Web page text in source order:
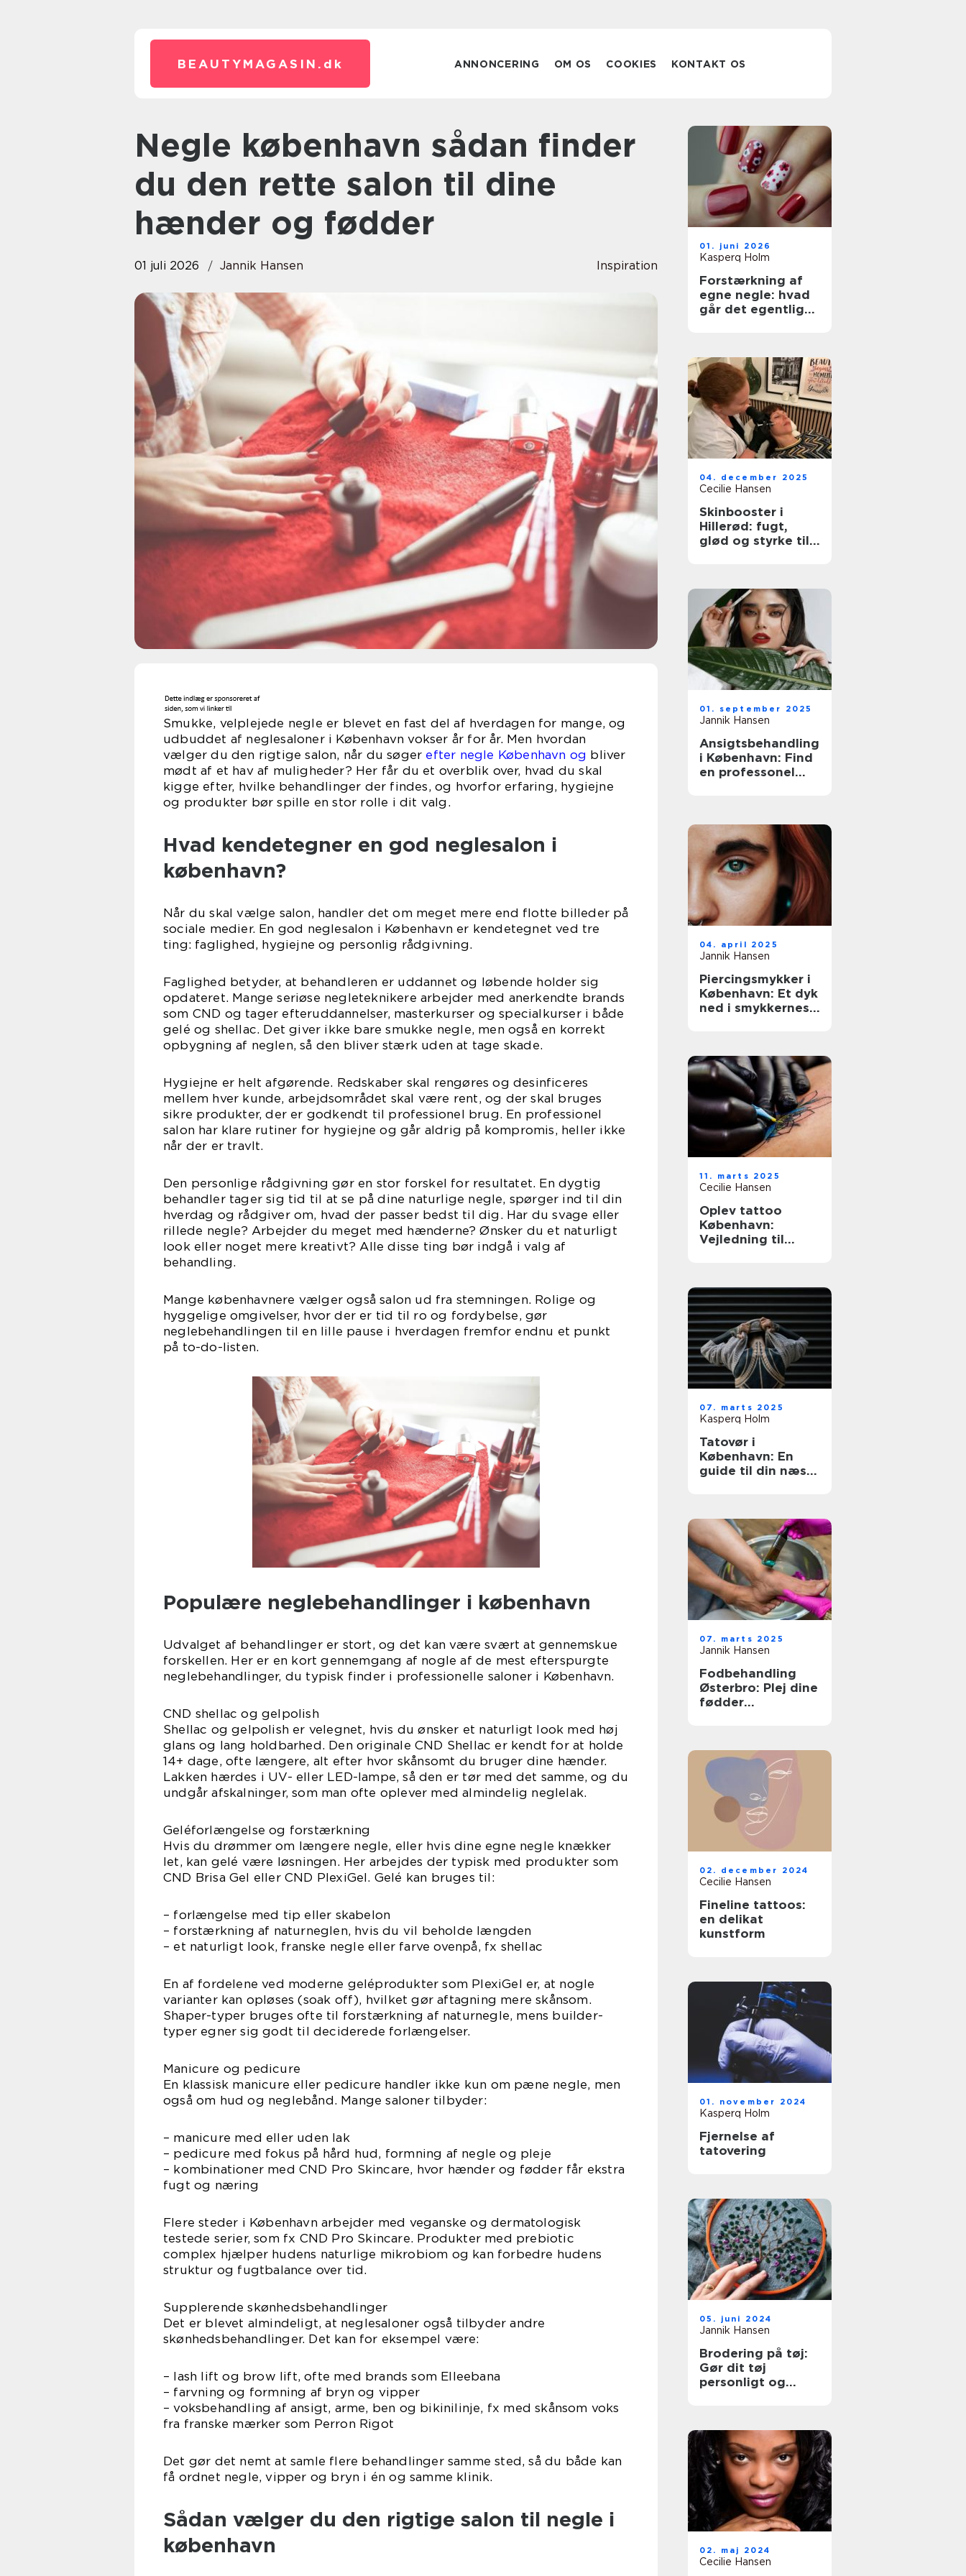
BEAUTYMAGASIN. dk ANNONCERING OM OS COOKIES KONTAKT OS
Negle københavn sådan finder
du den rette salon til dine
hænder og fødder
01 juli 2026 Jannik Hansen Inspiration
Smukke, velplejede negle er blevet en fast del af hverdagen for mange, og
udbuddet af neglesaloner i København vokser år for år. Men hvordan
vælger du den rigtige salon, når du søger efter negle København og bliver
mødt af et hav af muligheder? Her får du et overblik over, hvad du skal
kigge efter, hvilke behandlinger der findes, og hvorfor erfaring, hygiejne
og produkter bør spille en stor rolle i dit valg.
Hvad kendetegner en god neglesalon i
københavn?
Når du skal vælge salon, handler det om meget mere end flotte billeder på
sociale medier. En god neglesalon i København er kendetegnet ved tre
ting: faglighed, hygiejne og personlig rådgivning.
Faglighed betyder, at behandleren er uddannet og løbende holder sig
opdateret. Mange seriøse negleteknikere arbejder med anerkendte brands
som CND og tager efteruddannelser, masterkurser og specialkurser i både
gelé og shellac. Det giver ikke bare smukke negle, men også en korrekt
opbygning af neglen, så den bliver stærk uden at tage skade.
Hygiejne er helt afgørende. Redskaber skal rengøres og desinficeres
mellem hver kunde, arbejdsområdet skal være rent, og der skal bruges
sikre produkter, der er godkendt til professionel brug. En professionel
salon har klare rutiner for hygiejne og går aldrig på kompromis, heller ikke
når der er travlt.
Den personlige rådgivning gør en stor forskel for resultatet. En dygtig
behandler tager sig tid til at se på dine naturlige negle, spørger ind til din
hverdag og rådgiver om, hvad der passer bedst til dig. Har du svage eller
rillede negle? Arbejder du meget med hænderne? Ønsker du et naturligt
look eller noget mere kreativt? Alle disse ting bør indgå i valg af
behandling.
Mange københavnere vælger også salon ud fra stemningen. Rolige og
hyggelige omgivelser, hvor der er tid til ro og fordybelse, gør
neglebehandlingen til en lille pause i hverdagen fremfor endnu et punkt
på to-do-listen.
Populære neglebehandlinger i københavn
Udvalget af behandlinger er stort, og det kan være svært at gennemskue
forskellen. Her er en kort gennemgang af nogle af de mest efterspurgte
neglebehandlinger, du typisk finder i professionelle saloner i København.
CND shellac og gelpolish
Shellac og gelpolish er velegnet, hvis du ønsker et naturligt look med høj
glans og lang holdbarhed. Den originale CND Shellac er kendt for at holde
14+ dage, ofte længere, alt efter hvor skånsomt du bruger dine hænder.
Lakken hærdes i UV- eller LED-lampe, så den er tør med det samme, og du
undgår afskalninger, som man ofte oplever med almindelig neglelak.
Geléforlængelse og forstærkning
Hvis du drømmer om længere negle, eller hvis dine egne negle knækker
let, kan gelé være løsningen. Her arbejdes der typisk med produkter som
CND Brisa Gel eller CND PlexiGel. Gelé kan bruges til:
– forlængelse med tip eller skabelon
– forstærkning af naturneglen, hvis du vil beholde længden
– et naturligt look, franske negle eller farve ovenpå, fx shellac
En af fordelene ved moderne geléprodukter som PlexiGel er, at nogle
varianter kan opløses (soak off), hvilket gør aftagning mere skånsom.
Shaper-typer bruges ofte til forstærkning af naturnegle, mens builder-
typer egner sig godt til deciderede forlængelser.
Manicure og pedicure
En klassisk manicure eller pedicure handler ikke kun om pæne negle, men
også om hud og neglebånd. Mange saloner tilbyder:
– manicure med eller uden lak
– pedicure med fokus på hård hud, formning af negle og pleje
– kombinationer med CND Pro Skincare, hvor hænder og fødder får ekstra
fugt og næring
Flere steder i København arbejder med veganske og dermatologisk
testede serier, som fx CND Pro Skincare. Produkter med prebiotic
complex hjælper hudens naturlige mikrobiom og kan forbedre hudens
struktur og fugtbalance over tid.
Supplerende skønhedsbehandlinger
Det er blevet almindeligt, at neglesaloner også tilbyder andre
skønhedsbehandlinger. Det kan for eksempel være:
– lash lift og brow lift, ofte med brands som Elleebana
– farvning og formning af bryn og vipper
– voksbehandling af ansigt, arme, ben og bikinilinje, fx med skånsom voks
fra franske mærker som Perron Rigot
Det gør det nemt at samle flere behandlinger samme sted, så du både kan
få ordnet negle, vipper og bryn i én og samme klinik.
Sådan vælger du den rigtige salon til negle i
københavn
01. juni 2026
Kasperq Holm
Forstærkning af
egne negle: hvad
går det egentlig
04. december 2025
Cecilie Hansen
Skinbooster i
Hillerød: fugt,
glød og styrke til
01. september 2025
Jannik Hansen
Ansigtsbehandling
i København: Find
en professonel
04. april 2025
Jannik Hansen
Piercingsmykker i
København: Et dyk
ned i smykkernes
11. marts 2025
Cecilie Hansen
Oplev tattoo
København:
Vejledning til
07. marts 2025
Kasperq Holm
Tatovør i
København: En
guide til din næste
07. marts 2025
Jannik Hansen
Fodbehandling
Østerbro: Plej dine
fødder
02. december 2024
Cecilie Hansen
Fineline tattoos:
en delikat
kunstform
01. november 2024
Kasperq Holm
Fjernelse af
tatovering
05. juni 2024
Jannik Hansen
Brodering på tøj:
Gør dit tøj
personligt og
02. maj 2024
Cecilie Hansen